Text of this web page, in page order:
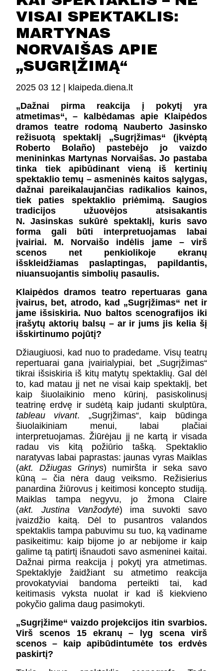
FESTIVALIS „THEATRIUM”
EDUKACIJA IR PARODOS
KULTŪROS PASAS
VIRTUALUS TURAS
Žiūrovams
DOVANŲ KUPONAS
BILIETAI IR NUOLAIDOS
INFORMACIJA ASMENIMS SU NEGALIA
KAVINĖ „DRAMA-CHA-CHA”
ATRIBUTIKA
NAUJIENOS
VAIKŲ TEATRO STUDIJA
Kontaktai
KONTAKTAI
PARTNERIAI
TEATRO KASA
KARJERA IR SAVANORYSTĖ
PRISIJUNGTI - + =
VISAI SPEKTAKLIS:
MARTYNAS
NORVAIŠAS APIE
„SUGRĮŽIMĄ“
2025 03 12 | klaipeda.diena.lt
„Dažnai pirma reakcija į pokytį yra
atmetimas“, – kalbėdamas apie Klaipėdos
dramos teatre rodomą Nauberto Jasinsko
režisuotą spektaklį „Sugrįžimas“ (įkvėptą
Roberto Bolaño) pastebėjo jo vaizdo
menininkas Martynas Norvaišas. Jo pastaba
tinka tiek apibūdinant vieną iš kertinių
spektaklio temų – asmeninės kaitos sąlygas,
dažnai pareikalaujančias radikalios kainos,
tiek paties spektaklio priėmimą. Saugios
tradicijos užuovėjos atsisakantis
N. Jasinskas sukūrė spektaklį, kuris savo
forma gali būti interpretuojamas labai
įvairiai. M. Norvaišo indėlis jame – virš
scenos net penkiolikoje ekranų
išskleidžiamas paslaptingas, papildantis,
niuansuojantis simbolių pasaulis.
Klaipėdos dramos teatro repertuaras gana
įvairus, bet, atrodo, kad „Sugrįžimas“ net ir
jame išsiskiria. Nuo baltos scenografijos iki
įrašytų aktorių balsų – ar ir jums jis kelia šį
išskirtinumo pojūtį?
Džiaugiuosi, kad nuo to pradedame. Visų teatrų
repertuarai gana įvairialypiai, bet „Sugrįžimas“
tikrai išsiskiria iš kitų matytų spektaklių. Gal dėl
to, kad matau jį net ne visai kaip spektaklį, bet
kaip šiuolaikinio meno kūrinį, pasiskolinusį
teatrinę erdvę ir sudėtą kaip judanti skulptūra,
tableau vivant. „Sugrįžimas“, kaip būdinga
šiuolaikiniam menui, labai plačiai
interpretuojamas. Žiūrėjau jį ne kartą ir visada
radau vis kitą požiūrio tašką. Spektaklio
naratyvas labai paprastas: jaunas vyras Maiklas
(akt. Džiugas Grinys) numiršta ir seka savo
kūną – čia nėra daug veiksmo. Režisierius
panardina žiūrovus į keitimosi koncepto studiją.
Maiklas tampa negyvu, jo žmona Claire
(akt. Justina Vanžodytė) ima suvokti savo
įvaizdžio kaitą. Dėl to pusantros valandos
spektaklis tampa pabuvimu su tuo, ką vadiname
pasikeitimu: kaip bijome jo ar nebijome ir kaip
galime tą patirtį išnaudoti savo asmeninei kaitai.
Dažnai pirma reakcija į pokytį yra atmetimas.
Spektaklyje žaidžiant su atmetimo reakcija
provokatyviai bandoma perteikti tai, kad
keitimasis vyksta nuolat ir kad iš kiekvieno
pokyčio galima daug pasimokyti.
„Sugrįžime“ vaizdo projekcijos itin svarbios.
Virš scenos 15 ekranų – lyg scena virš
scenos – kaip apibūdintumėte tos erdvės
paskirtį?